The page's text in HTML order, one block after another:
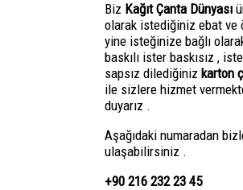
Biz Kağıt Çanta Dünyası
olarak istediğiniz ebat ve
yine isteğinize bağlı
baskılı ister baskısız ,
sapsız dilediğiniz karton
ile sizlere hizmet
duyarız .
Aşağıdaki numaradan
ulaşabilirsiniz .
+90 216 232 23 45